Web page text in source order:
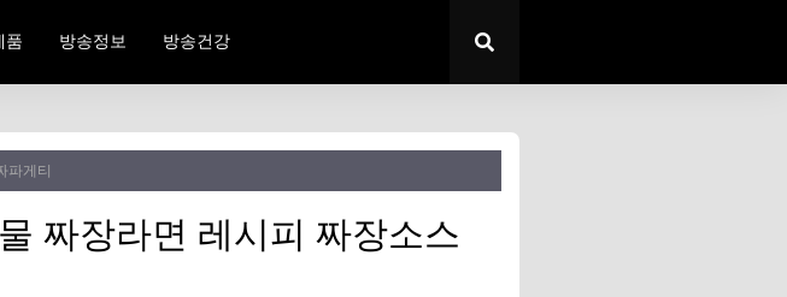
품 방송정보 방송건강
파게티
짜장라면 레시피 짜장소스